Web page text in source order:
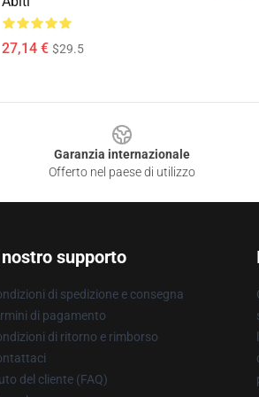
27,14 € $29.5
Garanzia internazionale
Offerto nel paese di utilizzo
supporto
di spedizione e consegna
di pagamento
di ritorno e rimborso
del cliente (FAQ)